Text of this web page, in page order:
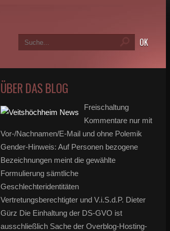
ÜBER DAS BLOG
Freischaltung
Kommentare nur mit
Vor-/Nachnamen/E-Mail und ohne Polemik
Gender-Hinweis: Auf Personen bezogene
Bezeichnungen meint die gewählte
Formulierung sämtliche
Geschlechteridentitäten
Vertretungsberechtigter und V.i.S.d.P. Dieter
Gürz Die Einhaltung der DS-GVO ist
ausschließlich Sache der Overblog-Hosting-